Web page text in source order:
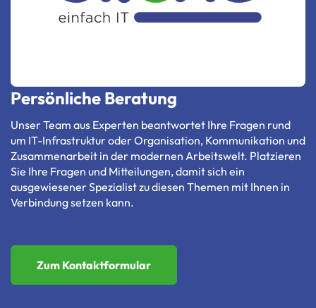
Persönliche Beratung
Unser Team aus Experten beantwortet Ihre Fragen rund
um IT-Infrastruktur oder Organisation, Kommunikation und
Zusammenarbeit in der modernen Arbeitswelt. Platzieren
Sie Ihre Fragen und Mitteilungen, damit sich ein
ausgewiesener Spezialist zu diesen Themen mit Ihnen in
Verbindung setzen kann.
Zum Kontaktformular